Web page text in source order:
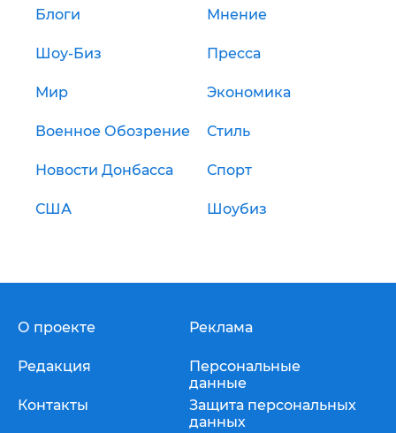
Блоги Мнение
Шоу-Биз Пресса
Мир Экономика
Военное Обозрение Стиль
Новости Донбасса Спорт
США Шоубиз
О проекте
Редакция
Контакты
Реклама
Персональные
данные
Защита персональных
данных